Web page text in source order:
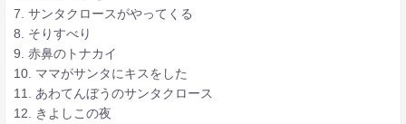
7. サンタクロースがやってくる
8. そりすべり
9. 赤鼻のトナカイ
10. ママがサンタにキスをした
11. あわてんぼうのサンタクロース
12. きよしこの夜